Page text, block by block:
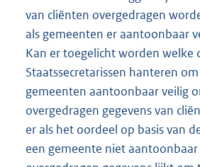
van cliënten overgedragen
als gemeenten er aantoonbaar
Kan er toegelicht worden welke
Staatssecretarissen hanteren
gemeenten aantoonbaar veilig
overgedragen gegevens van
er als het oordeel op basis van
een gemeente niet